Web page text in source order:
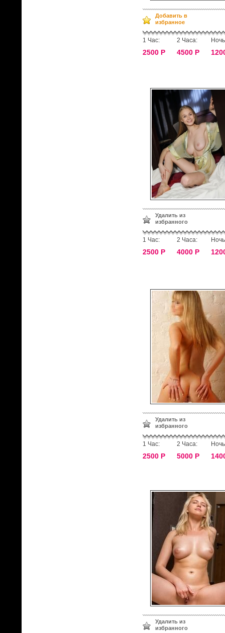
Добавить в
избранное
1 Час:
2500 Р
2 Часа:
4500 Р
Удалить из
избранного
1 Час:
2500 Р
2 Часа:
4000 Р
Удалить из
избранного
1 Час:
2500 Р
2 Часа:
5000 Р
Удалить из
избранного